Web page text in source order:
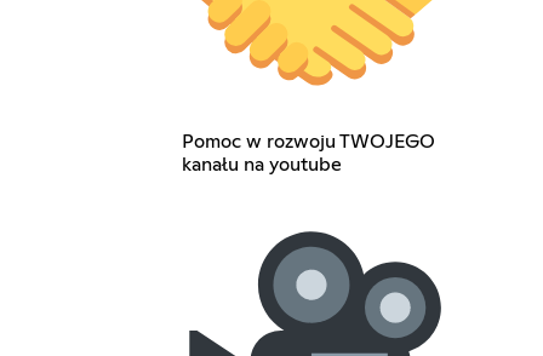
Pomoc w rozwoju TWOJEGO
kanału na youtube